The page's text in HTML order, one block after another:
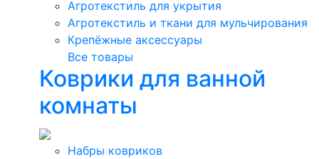
Агротекстиль для укрытия
Агротекстиль и ткани для мульчирования
Крепёжные аксессуары
Все товары
Коврики для ванной
комнаты
Набры ковриков